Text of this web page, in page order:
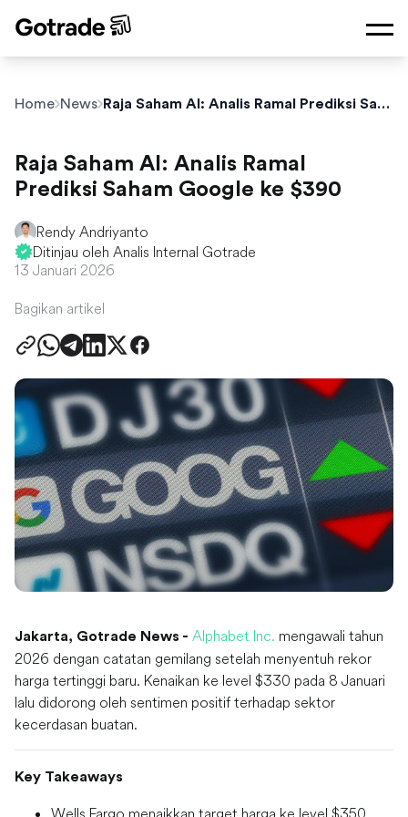
Home News Raja Saham AI: Analis Ramal Prediksi Saham Google ke $390
Raja Saham AI: Analis Ramal
Prediksi Saham Google ke $390
Rendy Andriyanto
Ditinjau oleh Analis Internal Gotrade
13 Januari 2026
Bagikan artikel
Jakarta, Gotrade News - Alphabet Inc. mengawali tahun
2026 dengan catatan gemilang setelah menyentuh rekor
harga tertinggi baru. Kenaikan ke level $330 pada 8 Januari
lalu didorong oleh sentimen positif terhadap sektor
kecerdasan buatan.
Key Takeaways